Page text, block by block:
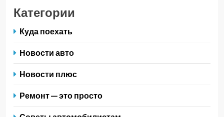
Категории
Куда поехать
Новости авто
Новости плюс
Ремонт — это просто